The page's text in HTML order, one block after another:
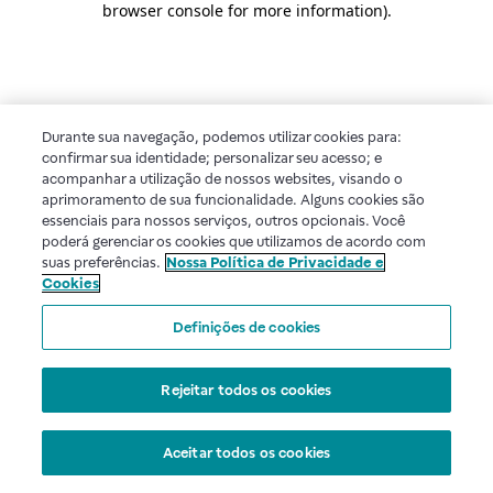
browser console for more information).
Durante sua navegação, podemos utilizar cookies para:
confirmar sua identidade; personalizar seu acesso; e
acompanhar a utilização de nossos websites, visando o
aprimoramento de sua funcionalidade. Alguns cookies são
essenciais para nossos serviços, outros opcionais. Você
poderá gerenciar os cookies que utilizamos de acordo com
suas preferências. Nossa Política de Privacidade e
Cookies
Definições de cookies
Rejeitar todos os cookies
Aceitar todos os cookies